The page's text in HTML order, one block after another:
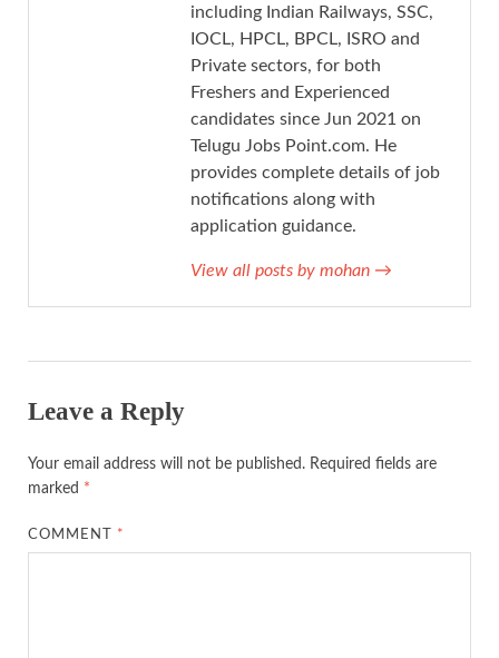
including Indian Railways, SSC,
IOCL, HPCL, BPCL, ISRO and
Private sectors, for both
Freshers and Experienced
candidates since Jun 2021 on
Telugu Jobs Point.com. He
provides complete details of job
notifications along with
application guidance.
View all posts by mohan →
Leave a Reply
Your email address will not be published. Required fields are
marked *
COMMENT *